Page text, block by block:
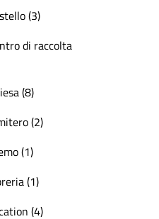
(3)
di raccolta
(8)
(2)
(1)
(1)
(4)